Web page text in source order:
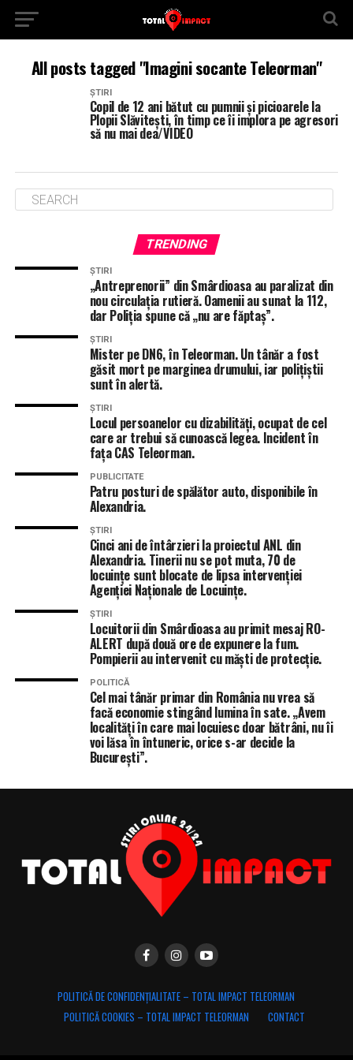
All posts tagged "Imagini socante Teleorman"
ȘTIRI
Copil de 12 ani bătut cu pumnii și picioarele la
Plopii Slăvitești, în timp ce îi implora pe agresori
să nu mai dea/VIDEO
TRENDING
ȘTIRI
„Antreprenorii” din Smârdioasa au paralizat din
nou circulația rutieră. Oamenii au sunat la 112,
dar Poliția spune că „nu are făptaș”.
ȘTIRI
Mister pe DN6, în Teleorman. Un tânăr a fost
găsit mort pe marginea drumului, iar polițiștii
sunt în alertă.
ȘTIRI
Locul persoanelor cu dizabilități, ocupat de cel
care ar trebui să cunoască legea. Incident în
fața CAS Teleorman.
PUBLICITATE
Patru posturi de spălător auto, disponibile în
Alexandria.
ȘTIRI
Cinci ani de întârzieri la proiectul ANL din
Alexandria. Tinerii nu se pot muta, 70 de
locuințe sunt blocate de lipsa intervenției
Agenției Naționale de Locuințe.
ȘTIRI
Locuitorii din Smârdioasa au primit mesaj RO-
ALERT după două ore de expunere la fum.
Pompierii au intervenit cu măști de protecție.
POLITICĂ
Cel mai tânăr primar din România nu vrea să
facă economie stingând lumina în sate. „Avem
localități în care mai locuiesc doar bătrâni, nu îi
voi lăsa în întuneric, orice s-ar decide la
București”.
POLITICĂ DE CONFIDENȚIALITATE – TOTAL IMPACT TELEORMAN
POLITICĂ COOKIES – TOTAL IMPACT TELEORMAN
CONTACT